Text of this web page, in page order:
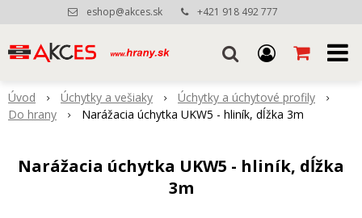
eshop@akces.sk +421 918 492 777
Úvod Úchytky a vešiaky
Úchytky a úchytové profily
Do hrany
Narážacia úchytka UKW5 - hliník, dĺžka 3m
Narážacia úchytka UKW5 - hliník, dĺžka
3m